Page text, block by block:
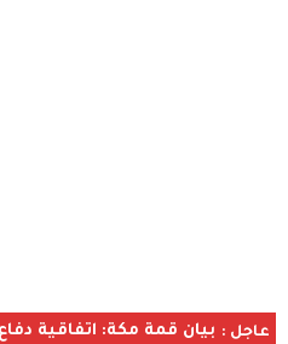
عاجل : بيان قمة مكة: اتفاقية